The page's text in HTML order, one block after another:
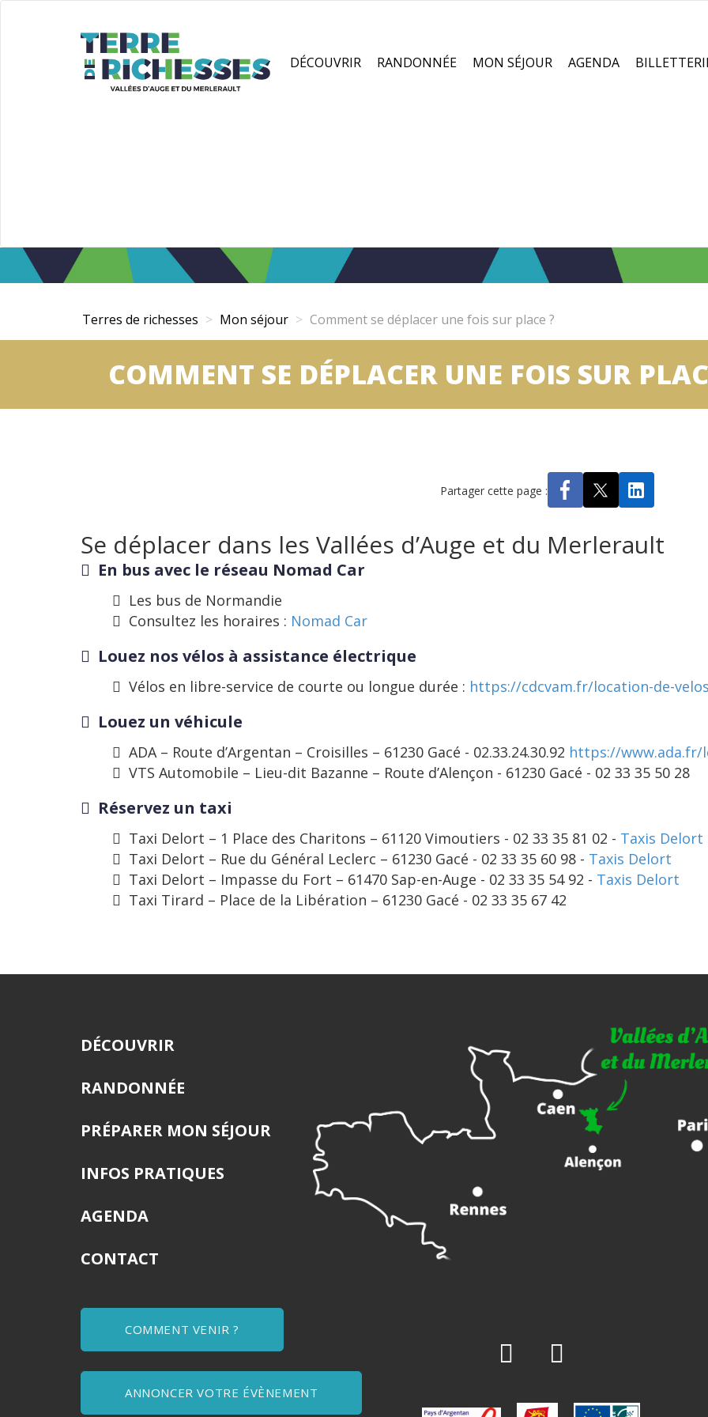
DÉCOUVRIR RANDONNÉE MON SÉJOUR AGENDA
Terres de richesses Mon séjour Comment se déplacer une fois sur place ?
COMMENT SE DÉPLACER UNE FOIS SUR
Partager cette page :
Se déplacer dans les Vallées d’Auge et du Merlerault
En bus avec le réseau Nomad Car
Les bus de Normandie
Consultez les horaires : Nomad Car
Louez nos vélos à assistance électrique
Vélos en libre-service de courte ou longue durée : https://cdcvam.fr/location-de-velos
Louez un véhicule
ADA – Route d’Argentan – Croisilles – 61230 Gacé - 02.33.24.30.92 https://www.ada.fr/
VTS Automobile – Lieu-dit Bazanne – Route d’Alençon - 61230 Gacé - 02 33 35 50 28
Réservez un taxi
Taxi Delort – 1 Place des Charitons – 61120 Vimoutiers - 02 33 35 81 02 - Taxis Delort
Taxi Delort – Rue du Général Leclerc – 61230 Gacé - 02 33 35 60 98 - Taxis Delort
Taxi Delort – Impasse du Fort – 61470 Sap-en-Auge - 02 33 35 54 92 - Taxis Delort
Taxi Tirard – Place de la Libération – 61230 Gacé - 02 33 35 67 42
DÉCOUVRIR
RANDONNÉE
PRÉPARER MON SÉJOUR
INFOS PRATIQUES
AGENDA
CONTACT
COMMENT VENIR ?
ANNONCER VOTRE ÉVÈNEMENT